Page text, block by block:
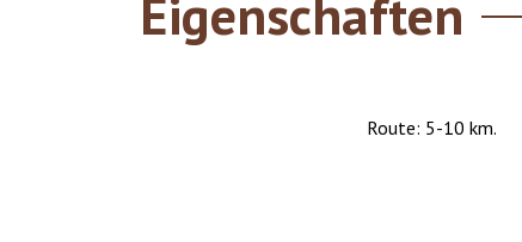
Eigenschaften
Route: 5-10 km.